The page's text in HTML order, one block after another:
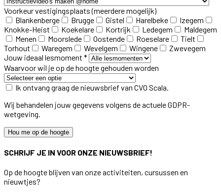
Voorkeur vestigingsplaats(meerdere mogelijk)
Blankenberge
Brugge Gistel Harelbeke
Izegem
Knokke-Heist
Koekelare Kortrijk Ledegem
Maldegem
Menen
Moorslede Oostende Roeselare
Tielt
Torhout
Waregem Wevelgem Wingene
Zwevegem
Jouw ideaal lesmoment *
Waarvoor wil je op de hoogte gehouden worden
Ik ontvang graag de nieuwsbrief van CVO Scala.
Wij behandelen jouw gegevens volgens de actuele GDPR-
wetgeving.
Hou me op de hoogte
SCHRIJF JE IN VOOR ONZE NIEUWSBRIEF!
Op de hoogte blijven van onze activiteiten, cursussen en
nieuwtjes?